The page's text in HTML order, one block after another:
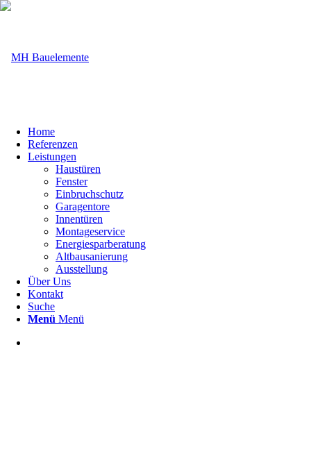
Home
Referenzen
Leistungen
Haustüren
Fenster
Einbruchschutz
Garagentore
Innentüren
Montageservice
Energiesparberatung
Altbausanierung
Ausstellung
Über Uns
Kontakt
Suche
Menü Menü